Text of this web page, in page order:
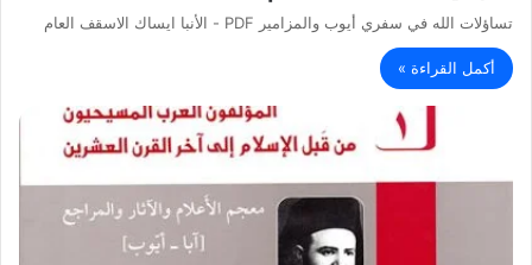
تساؤلات الله في سفري أيوب والمزامير PDF - الأنبا ايساك الاسقف العام
أكمل القراءة »